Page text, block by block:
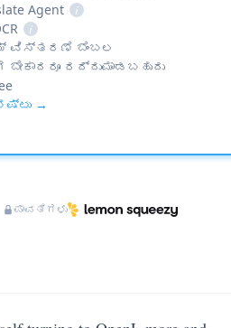
Agent
i
i
ವಿಸ್ತರಣೆ ಬೆಂಬಲ
ಬೇಕಾದರೂ ರದ್ದುಮಾಡಬಹುದು
→
ಪಾವತಿಗಳು